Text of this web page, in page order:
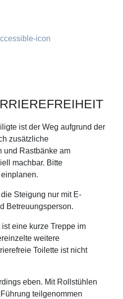
icon
ist der Weg aufgrund der
zusätzliche
und Rastbänke am
machbar. Bitte
Steigung nur mit E-
Betreuungsperson.
eine kurze Treppe im
weitere
Toilette ist nicht
eben. Mit Rollstühlen
teilgenommen